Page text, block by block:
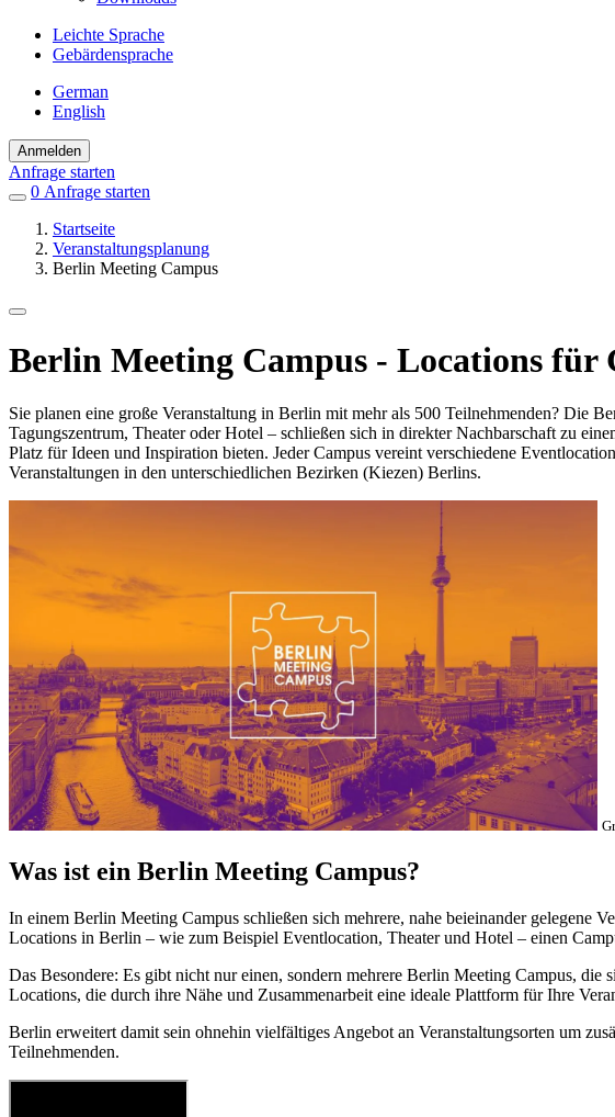
Leichte Sprache
Gebärdensprache
German
English
Anmelden
Anfrage starten
0 Einträge
Favoriten
Anfrage starten
Startseite
Veranstaltungsplanung
Berlin Meeting Campus
Berlin Meeting Campus - Locations für
Sie planen eine große Veranstaltung in Berlin mit mehr als 500 Teilnehmenden? Die
Tagungszentrum, Theater oder Hotel – schließen sich in direkter Nachbarschaft zu
Platz für Ideen und Inspiration bieten. Jeder Campus vereint verschiedene
Veranstaltungen in den unterschiedlichen Bezirken (Kiezen) Berlins.
Was ist ein Berlin Meeting Campus?
In einem Berlin Meeting Campus schließen sich mehrere, nahe beieinander gelegene
Locations in Berlin – wie zum Beispiel Eventlocation, Theater und Hotel – einen
Das Besondere: Es gibt nicht nur einen, sondern mehrere Berlin Meeting Campus,
Locations, die durch ihre Nähe und Zusammenarbeit eine ideale Plattform für Ihre
Berlin erweitert damit sein ohnehin vielfältiges Angebot an Veranstaltungsorten um
Teilnehmenden.